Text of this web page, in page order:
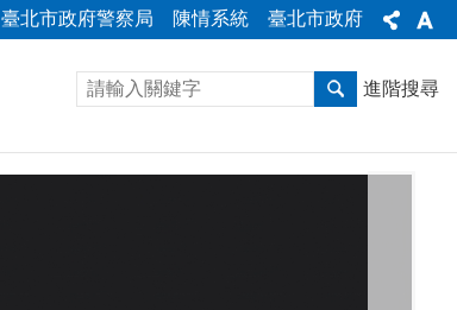
臺北市政府警察局 陳情系統 臺北市政府
進階搜尋